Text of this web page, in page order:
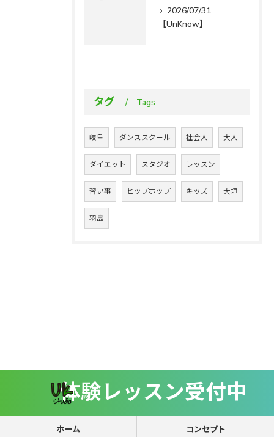
2026/07/31
【UnKnow】
タグ Tags
岐阜 ダンススクール 社会人 大人
ダイエット スタジオ レッスン
習い事 ヒップホップ キッズ 大垣
羽島
体験レッスン受付中
ホーム コンセプト